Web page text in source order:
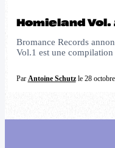
Homieland
Bromance Records
Vol.1 est une
Par Antoine Schutzle 28